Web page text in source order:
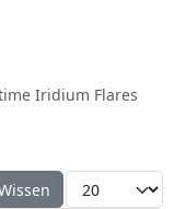
Iridium Flares
Toon #